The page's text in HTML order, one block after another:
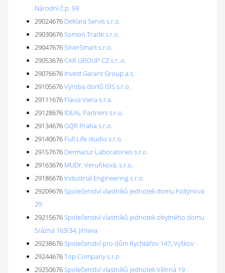
Národní č.p. 59
29024676 Deklara Servis s.r.o.
29030676Somon Trade s.r.o.
29047676SilverSmart s.r.o.
29053676CAR GROUP CZ s.r..o.
29076676 Invest Garant Group a.s.
29105676Výroba dortů ISIS s.r.o.
29111676 Flavia Viera s.r.o.
29128676 IDEAL Partners s.r.o.
29134676GQR Praha s.r.o.
29140676 Full Life studio s.r.o.
29157676 Dermacur Laboratories s.r.o.
29163676 MUDr. Veruňková, s.r.o.
29186676 Industrial Engineering s.r.o.
29209676Společenství vlastníků jednotek domu Foltýnova
29
29215676Společenství vlastníků jednotek obytného domu
Srázná 163/34, Jihlava
29238676Společenství pro dům Rychtářov 147, Vyškov
29244676Top Company s.r.o.
29250676Společenství vlastníků jednotek Větrná 19